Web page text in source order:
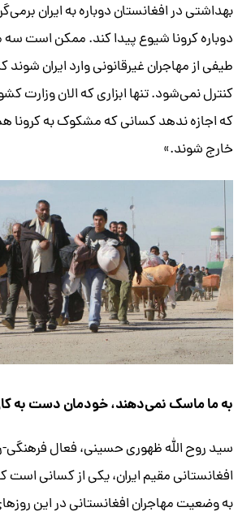
بهداشتی در افغانستان دوباره به ایران
دوباره کرونا شیوع پیدا کند. ممکن است سه
طیفی از مهاجران غیرقانونی وارد ایران
کنترل نمی‌شود. تنها ابزاری که الان وزارت
که اجازه ندهد کسانی که مشکوک به کرونا
خارج شوند.»
به ما ماسک نمی‌دهند، خودمان دست به
سید روح الله ظهوری حسینی، فعال فرهنگی-
افغانستانی مقیم ایران، یکی از کسانی است
به وضعیت مهاجران افغانستانی در این